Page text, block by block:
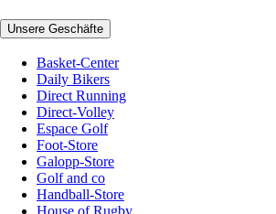
Unsere Geschäfte
Basket-Center
Daily Bikers
Direct Running
Direct-Volley
Espace Golf
Foot-Store
Galopp-Store
Golf and co
Handball-Store